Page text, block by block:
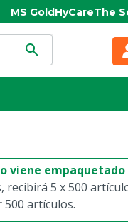
MS GoldHyCareThe
viene empaquetado
recibirá 5 x 500
artículos.